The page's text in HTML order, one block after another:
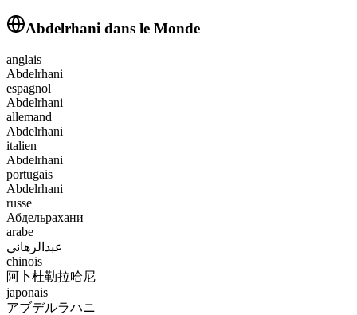
Abdelrhani dans le Monde
anglais
Abdelrhani
espagnol
Abdelrhani
allemand
Abdelrhani
italien
Abdelrhani
portugais
Abdelrhani
russe
Абдельрахани
arabe
عبدالرهاني
chinois
阿卜杜勒拉哈尼
japonais
アブデルラハニ